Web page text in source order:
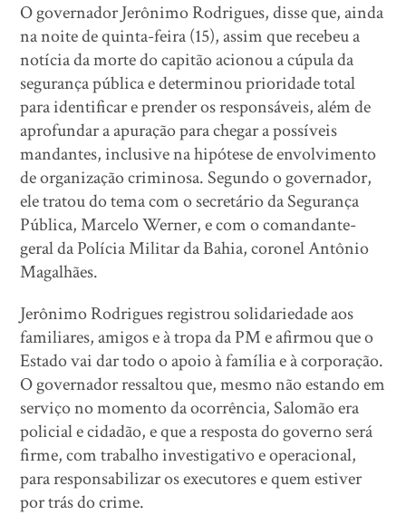
O governador Jerônimo Rodrigues, disse que, ainda
na noite de quinta-feira (15), assim que recebeu a
notícia da morte do capitão acionou a cúpula da
segurança pública e determinou prioridade total
para identificar e prender os responsáveis, além de
aprofundar a apuração para chegar a possíveis
mandantes, inclusive na hipótese de envolvimento
de organização criminosa. Segundo o governador,
ele tratou do tema com o secretário da Segurança
Pública, Marcelo Werner, e com o comandante-
geral da Polícia Militar da Bahia, coronel Antônio
Magalhães.
Jerônimo Rodrigues registrou solidariedade aos
familiares, amigos e à tropa da PM e afirmou que o
Estado vai dar todo o apoio à família e à corporação.
O governador ressaltou que, mesmo não estando em
serviço no momento da ocorrência, Salomão era
policial e cidadão, e que a resposta do governo será
firme, com trabalho investigativo e operacional,
para responsabilizar os executores e quem estiver
por trás do crime.